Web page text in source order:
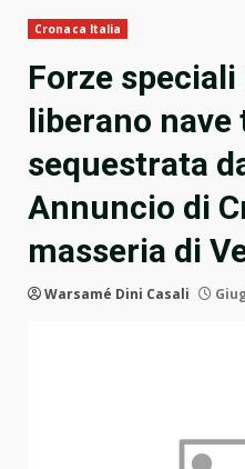
Cronaca Italia
Forze
liberano nave
sequestrata
Annuncio di
masseria di
Warsamé Dini Casali